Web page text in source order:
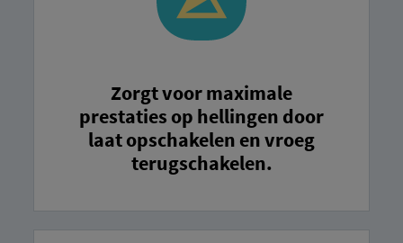
Zorgt voor maximale
prestaties op hellingen door
laat opschakelen en vroeg
terugschakelen.